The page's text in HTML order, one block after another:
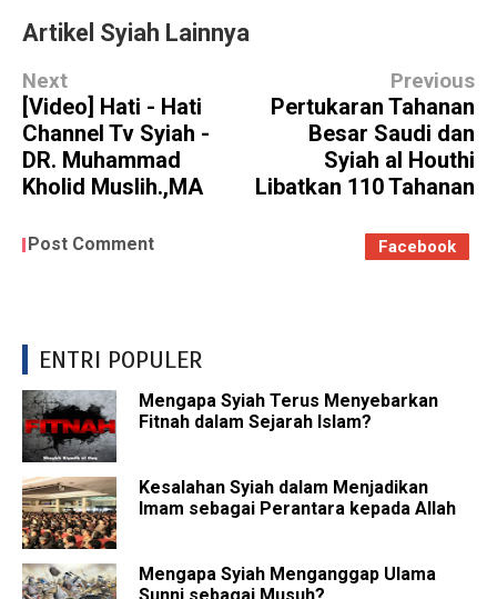
Artikel Syiah Lainnya
Next
[Video] Hati - Hati
Channel Tv Syiah -
DR. Muhammad
Kholid Muslih.,MA
Previous
Pertukaran Tahanan
Besar Saudi dan
Syiah al Houthi
Libatkan 110 Tahanan
Post Comment Facebook
ENTRI POPULER
Mengapa Syiah Terus Menyebarkan
Fitnah dalam Sejarah Islam?
Kesalahan Syiah dalam Menjadikan
Imam sebagai Perantara kepada Allah
Mengapa Syiah Menganggap Ulama